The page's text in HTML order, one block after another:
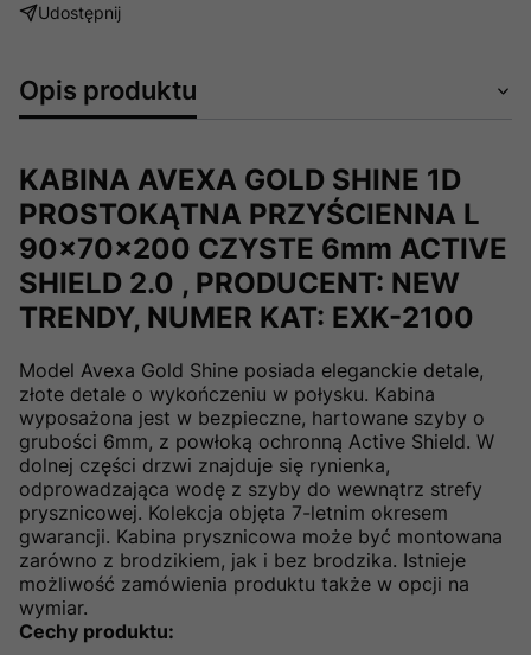
Udostępnij
Opis produktu
KABINA AVEXA GOLD SHINE 1D
PROSTOKĄTNA PRZYŚCIENNA L
90x70x200 CZYSTE 6mm ACTIVE
SHIELD 2.0 , PRODUCENT: NEW
TRENDY, NUMER KAT: EXK-2100
Model Avexa Gold Shine posiada eleganckie detale,
złote detale o wykończeniu w połysku. Kabina
wyposażona jest w bezpieczne, hartowane szyby o
grubości 6mm, z powłoką ochronną Active Shield. W
dolnej części drzwi znajduje się rynienka,
odprowadzająca wodę z szyby do wewnątrz strefy
prysznicowej. Kolekcja objęta 7-letnim okresem
gwarancji. Kabina prysznicowa może być montowana
zarówno z brodzikiem, jak i bez brodzika. Istnieje
możliwość zamówienia produktu także w opcji na
wymiar.
Cechy produktu: